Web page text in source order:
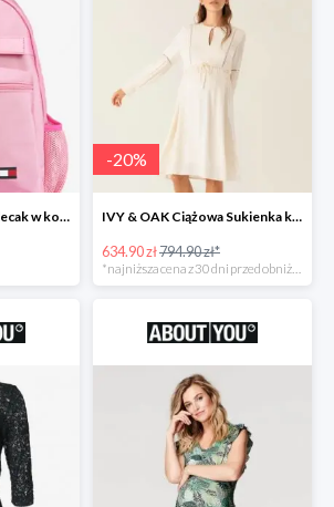
TOMMY HILFIGER Plecak w kolorze różowym -25%
-20%
IVY & OAK Ciążowa Sukienka koszulowa -20%
634.90 zł794.90 zł*
*najniższa cena z 30 dni przed obniżką